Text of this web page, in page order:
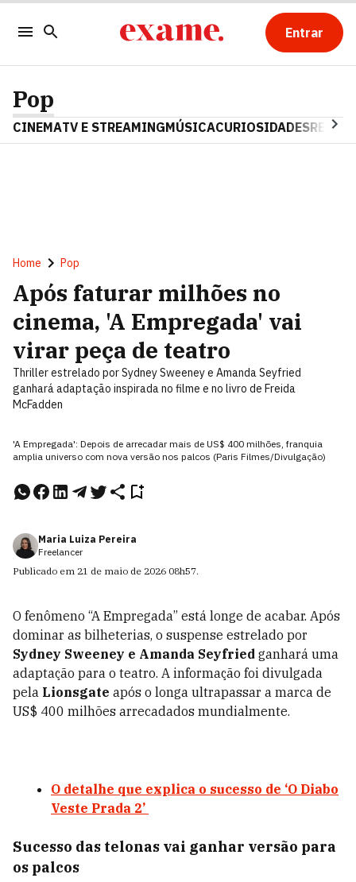
Entrar
Pop
CINEMATV E STREAMINGMÚSICACURIOSIDADES
Home Pop
Após faturar milhões no
cinema, 'A Empregada' vai
virar peça de teatro
Thriller estrelado por Sydney Sweeney e Amanda Seyfried
ganhará adaptação inspirada no filme e no livro de Freida
McFadden
'A Empregada': Depois de arrecadar mais de US$ 400 milhões, franquia
amplia universo com nova versão nos palcos (Paris Filmes/Divulgação)
Maria Luiza Pereira
Freelancer
Publicado em 21 de maio de 2026 08h57.
O fenômeno “A Empregada” está longe de acabar. Após
dominar as bilheterias, o suspense estrelado por
Sydney Sweeney e Amanda Seyfried ganhará uma
adaptação para o teatro. A informação foi divulgada
pela Lionsgate após o longa ultrapassar a marca de
US$ 400 milhões arrecadados mundialmente.
O detalhe que explica o sucesso de ‘O Diabo
Veste Prada 2’
Sucesso das telonas vai ganhar versão para
os palcos